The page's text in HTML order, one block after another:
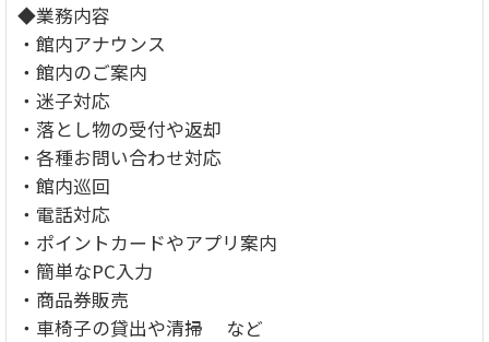
◆業務内容
・館内アナウンス
・館内のご案内
・迷子対応
・落とし物の受付や返却
・各種お問い合わせ対応
・館内巡回
・電話対応
・ポイントカードやアプリ案内
・簡単なPC入力
・商品券販売
・車椅子の貸出や清掃 など